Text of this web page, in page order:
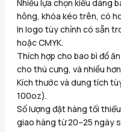
Nhiều lựa chọn kiểu dáng
hông, khóa kéo trên, có
In logo tùy chỉnh có sẵn
hoặc CMYK.
Thích hợp cho bao bì đồ
cho thú cưng, và nhiều
Kích thước và dung tích
100oz).
Số lượng đặt hàng tối
giao hàng từ 20–25 ngày